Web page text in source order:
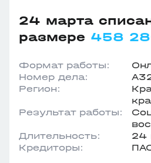
24 марта
размере 458
Формат работы:
Номер дела:
Регион:
Результат работы:
Длительность:
24
Кредиторы: